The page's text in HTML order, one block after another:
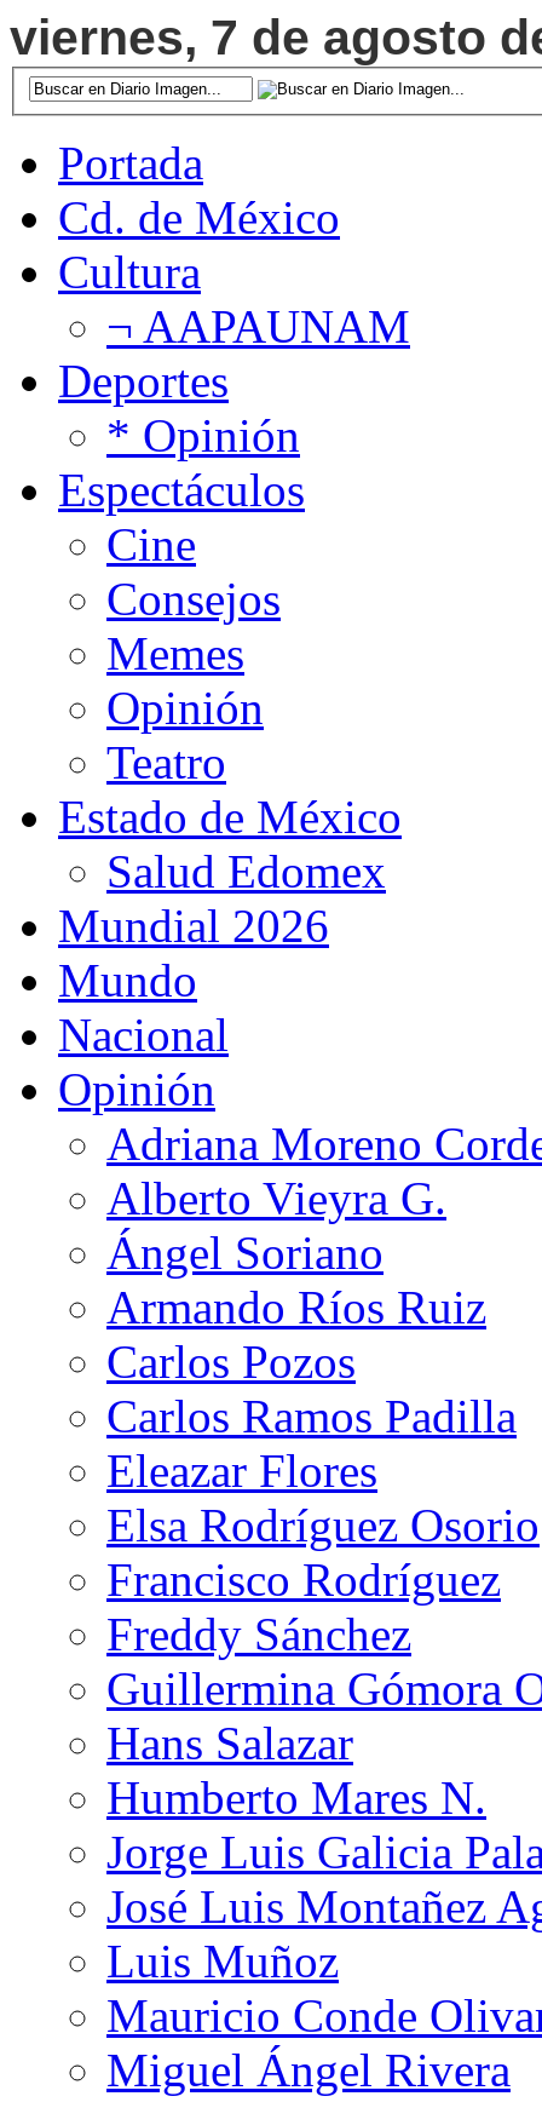
viernes, 7 de agosto
Portada
Cd. de México
Cultura
¬ AAPAUNAM
Deportes
* Opinión
Espectáculos
Cine
Consejos
Memes
Opinión
Teatro
Estado de México
Salud Edomex
Mundial 2026
Mundo
Nacional
Opinión
Adriana Moreno
Alberto Vieyra G.
Ángel Soriano
Armando Ríos Ruiz
Carlos Pozos
Carlos Ramos Padilla
Eleazar Flores
Elsa Rodríguez Osorio
Francisco Rodríguez
Freddy Sánchez
Guillermina Gómora
Hans Salazar
Humberto Mares N.
Jorge Luis Galicia
José Luis Montañez
Luis Muñoz
Mauricio Conde
Miguel Ángel Rivera